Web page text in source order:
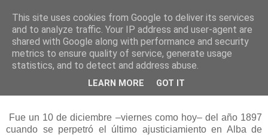
El crimen de Galisancho
Fue un 10 de diciembre –viernes como hoy– del año 1897
cuando se perpetró el último ajusticiamiento en Alba de
This site uses cookies from Google to deliver its services
and to analyze traffic. Your IP address and user-agent are
shared with Google along with performance and security
metrics to ensure quality of service, generate usage
statistics, and to detect and address abuse.
LEARN MORE GOT IT